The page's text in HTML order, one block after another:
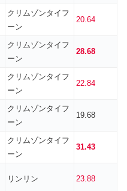
クリムゾンタイフ
ーン
20.64
クリムゾンタイフ
ーン
28.68
クリムゾンタイフ
ーン
22.84
クリムゾンタイフ
ーン
19.68
クリムゾンタイフ
ーン
31.43
リンリン 23.88